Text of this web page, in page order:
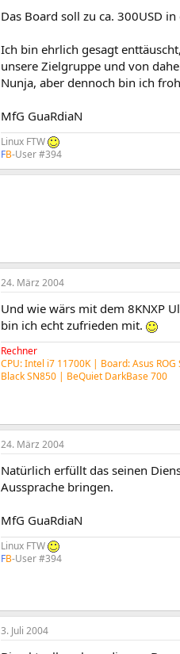
Das Board soll zu ca. 300USD
Ich bin ehrlich gesagt
unsere Zielgruppe und von
Nunja, aber dennoch bin ich
MfG GuaRdiaN
Linux FTW
FB-User #394
24. März 2004
Und wie wärs mit dem 8KNXP
bin ich echt zufrieden mit.
Rechner
CPU: Intel i7 11700K | Board: Asus
Black SN850 | BeQuiet DarkBase 700
24. März 2004
Natürlich erfüllt das seinen
Aussprache bringen.
MfG GuaRdiaN
Linux FTW
FB-User #394
3. Juli 2004